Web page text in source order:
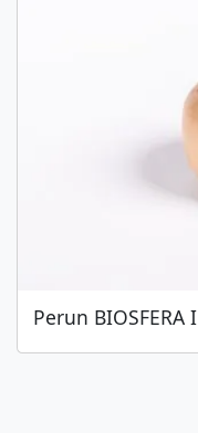
Perun BIOSFERA I